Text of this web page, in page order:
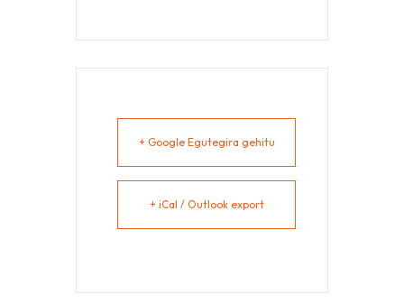
+ Google Egutegira gehitu
+ iCal / Outlook export